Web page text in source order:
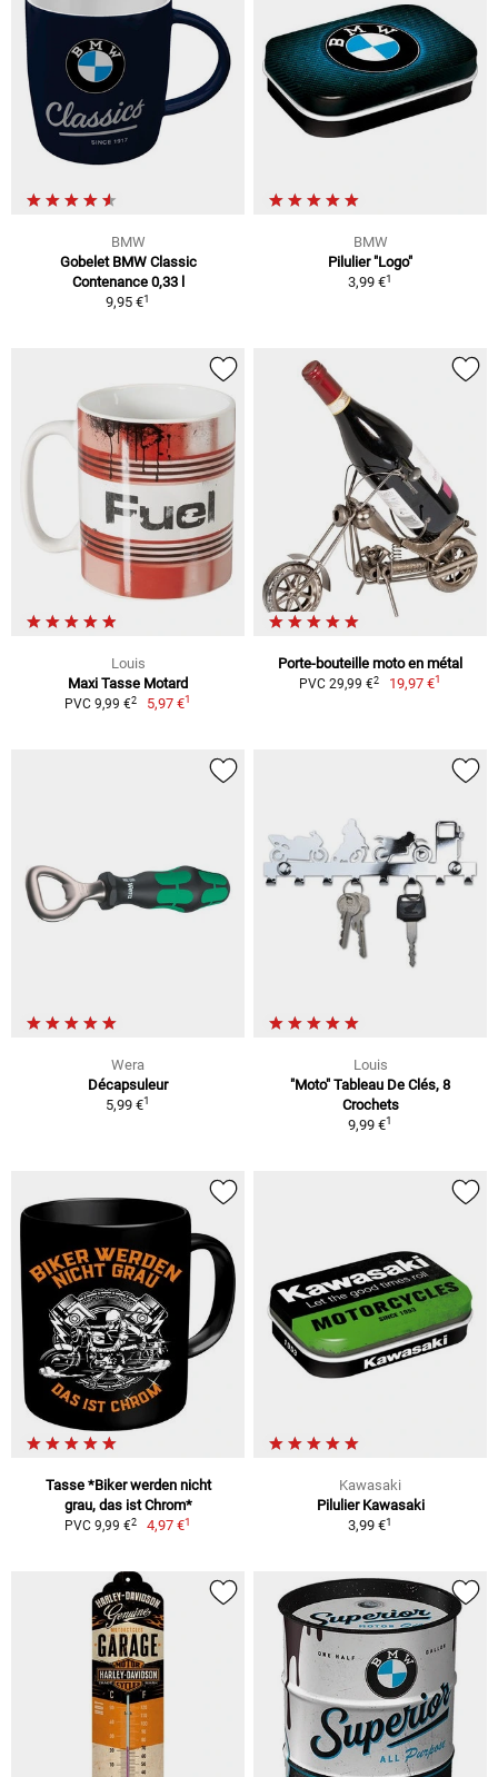
BMW
Gobelet BMW Classic
Contenance 0,33 l
9,95 €1
BMW
Pilulier "Logo"
3,99 €1
Louis
Maxi Tasse Motard
PVC 9,99 €2 5,97 €1
Porte-bouteille moto en métal
PVC 29,99 €2 19,97 €1
Wera
Décapsuleur
5,99 €1
Louis
"Moto" Tableau De Clés, 8
Crochets
9,99 €1
Tasse *Biker werden nicht
grau, das ist Chrom*
PVC 9,99 €2 4,97 €1
Kawasaki
Pilulier Kawasaki
3,99 €1